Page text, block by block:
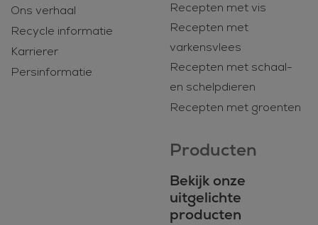
Ons verhaal
Recycle informatie
Karrierer
Persinformatie
Recepten met vis
Recepten met
varkensvlees
Recepten met schaal-
en schelpdieren
Recepten met groenten
Producten
Bekijk onze
uitgelichte
producten